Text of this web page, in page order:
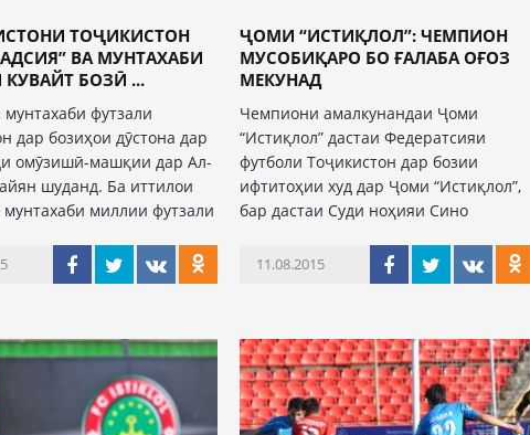
ТОҶИКИСТОН
ВА МУНТАХАБИ
БОЗӢ ...
футзали
дар бозиҳои дӯстона дар
омӯзишӣ-машқии дар Ал-
шуданд. Ба иттилои
миллии футзали
ҶОМИ “ИСТИҚЛОЛ”: ЧЕМПИОН
МУСОБИҚАРО БО ҒАЛАБА ОҒОЗ
МЕКУНАД
Чемпиони амалкунандаи Ҷоми
“Истиқлол” дастаи Федератсияи
футболи Тоҷикистон дар бозии
ифтитоҳии худ дар Ҷоми “Истиқлол”,
бар дастаи Суди ноҳияи Сино
11.08.2015